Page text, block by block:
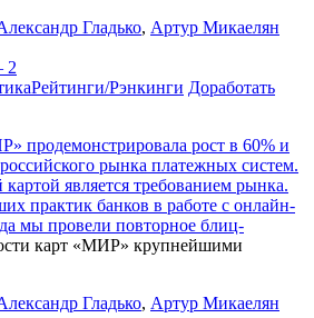
Гладько, Артур Микаелян
Рейтинги/Рэнкинги Доработать
продемонстрировала рост в 60% и
рынка платежных систем.
картой является требованием рынка.
практик банков в работе с онлайн-
мы провели повторное блиц-
карт «МИР» крупнейшими
Гладько, Артур Микаелян